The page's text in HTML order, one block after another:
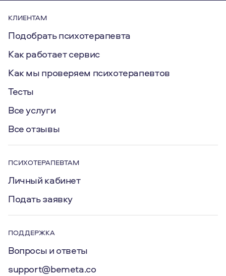
КЛИЕНТАМ
Подобрать психотерапевта
Как работает сервис
Как мы проверяем психотерапевтов
Тесты
Все услуги
Все отзывы
ПСИХОТЕРАПЕВТАМ
Личный кабинет
Подать заявку
ПОДДЕРЖКА
Вопросы и ответы
support@bemeta.co